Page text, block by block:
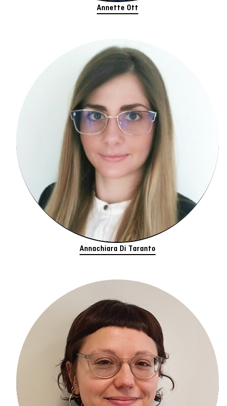
Annette Ott
Annachiara Di Taranto